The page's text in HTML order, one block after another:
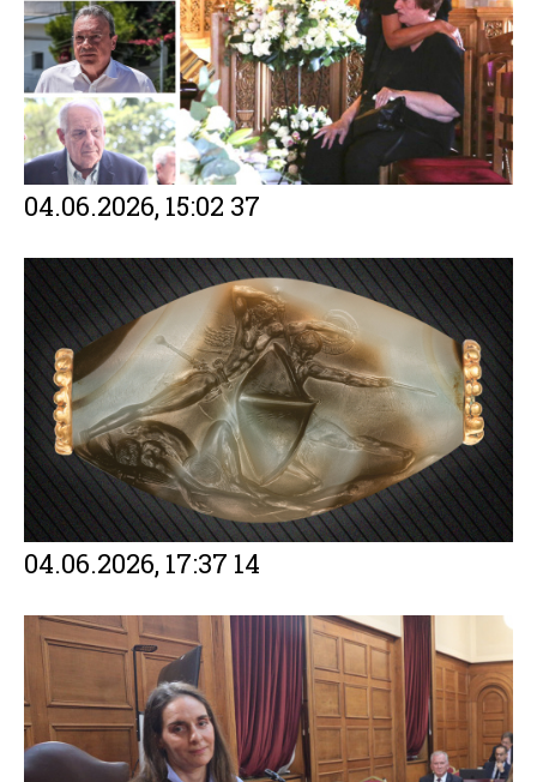
04.06.2026, 15:02 37
04.06.2026, 17:37 14